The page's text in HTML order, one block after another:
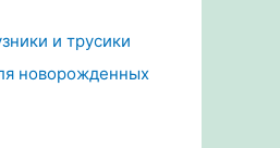
и трусики
новорожденных